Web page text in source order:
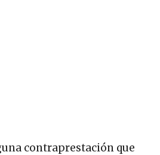
contraprestación que